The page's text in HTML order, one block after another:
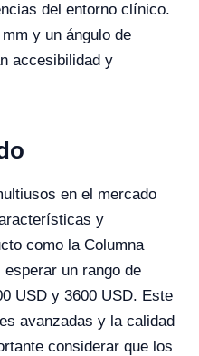
del entorno clínico.
y un ángulo de
accesibilidad y
en el mercado
y
como la Columna
un rango de
USD y 3600 USD. Este
avanzadas y la calidad
considerar que los